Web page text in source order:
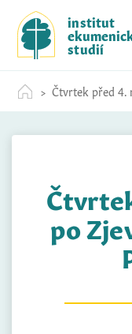
c
institut
studií
Čtvrtek před 4.
po